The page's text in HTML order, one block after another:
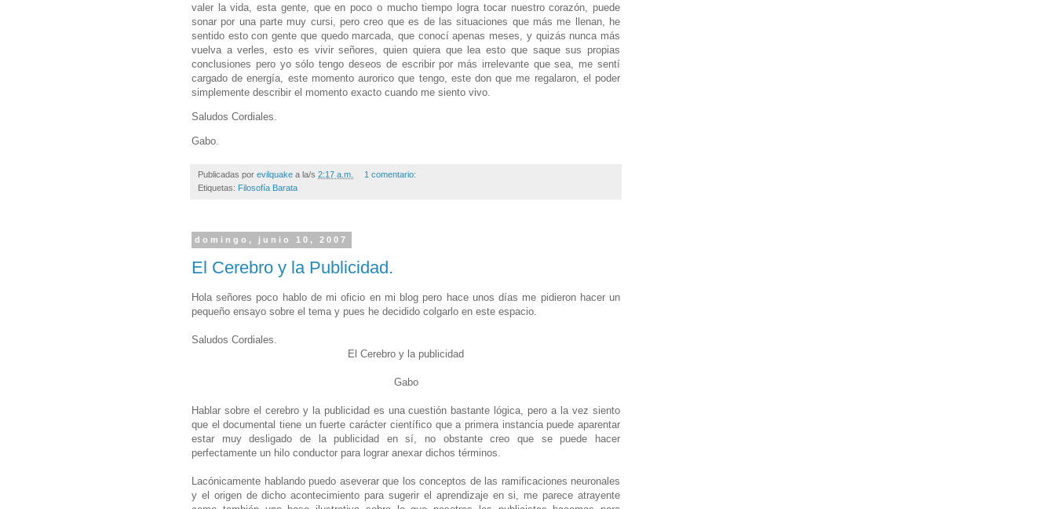
valer la vida, esta gente, que en poco o mucho tiempo logra tocar nuestro corazón, puede
sonar por una parte muy cursi, pero creo que es de las situaciones que más me llenan, he
sentido esto con gente que quedo marcada, que conocí apenas meses, y quizás nunca más
vuelva a verles, esto es vivir señores, quien quiera que lea esto que saque sus propias
conclusiones pero yo sólo tengo deseos de escribir por más irrelevante que sea, me sentí
cargado de energía, este momento aurorico que tengo, este don que me regalaron, el poder
simplemente describir el momento exacto cuando me siento vivo.
Saludos Cordiales.
Gabo.
Publicadas por evilquake a la/s 2:17 a.m.
1 comentario:
Etiquetas: Filosofía Barata
domingo, junio 10, 2007
El Cerebro y la Publicidad.
Hola señores poco hablo de mi oficio en mi blog pero hace unos días me pidieron hacer un
pequeño ensayo sobre el tema y pues he decidido colgarlo en este espacio.
Saludos Cordiales.
El Cerebro y la publicidad
Gabo
Hablar sobre el cerebro y la publicidad es una cuestión bastante lógica, pero a la vez siento
que el documental tiene un fuerte carácter científico que a primera instancia puede aparentar
estar muy desligado de la publicidad en sí, no obstante creo que se puede hacer
perfectamente un hilo conductor para lograr anexar dichos términos.
Lacónicamente hablando puedo aseverar que los conceptos de las ramificaciones neuronales
y el origen de dicho acontecimiento para sugerir el aprendizaje en si, me parece atrayente